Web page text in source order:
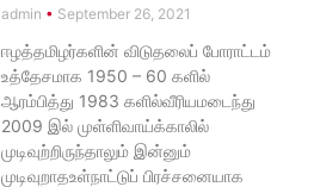
admin September 26, 2021
ஈழத்தமிழர்களின் விடுதலைப் போராட்டம்
உத்தேசமாக 1950 – 60 களில்
ஆரம்பித்து 1983 களில்வீரியமடைந்து
2009 இல் முள்ளிவாய்க்காலில்
முடிவுற்றிருந்தாலும் இன்னும்
முடிவுறாதஉள்நாட்டுப் பிரச்சனையாக